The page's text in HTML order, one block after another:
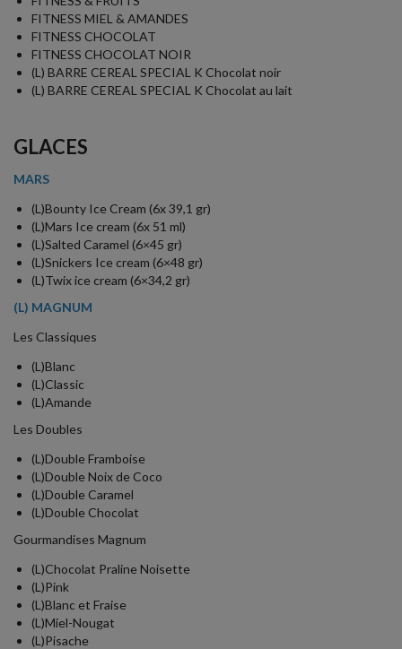
FITNESS MIEL & AMANDES
FITNESS CHOCOLAT
FITNESS CHOCOLAT NOIR
(L) BARRE CEREAL SPECIAL K Chocolat noir
(L) BARRE CEREAL SPECIAL K Chocolat au lait
GLACES
MARS
(L)Bounty Ice Cream (6x 39,1 gr)
(L)Mars Ice cream (6x 51 ml)
(L)Salted Caramel (6×45 gr)
(L)Snickers Ice cream (6×48 gr)
(L)Twix ice cream (6×34,2 gr)
(L) MAGNUM
Les Classiques
(L)Blanc
(L)Classic
(L)Amande
Les Doubles
(L)Double Framboise
(L)Double Noix de Coco
(L)Double Caramel
(L)Double Chocolat
Gourmandises Magnum
(L)Chocolat Praline Noisette
(L)Pink
(L)Blanc et Fraise
(L)Miel-Nougat
(L)Pisache